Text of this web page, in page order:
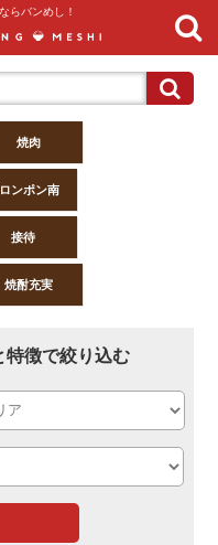
らバンめし！
焼肉
ンポン南
接待
焼酎充実
特徴で絞り込む